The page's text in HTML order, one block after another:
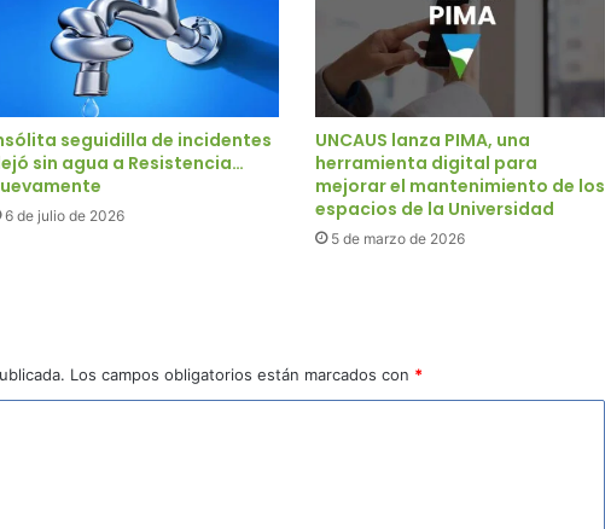
seguidilla de incidentes
sin agua a Resistencia…
6 de julio de 2026
UNCAUS lanza PIMA, una
herramienta digital para
mejorar el mantenimiento de los
espacios de la Universidad
5 de marzo de 2026
Los campos obligatorios están marcados con *